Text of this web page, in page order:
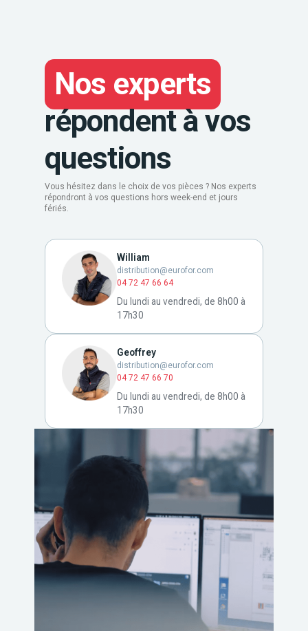
Nos experts
répondent à vos
questions
Vous hésitez dans le choix de vos pièces ? Nos experts
répondront à vos questions hors week-end et jours
fériés.
William
distribution@eurofor.com
04 72 47 66 64
Du lundi au vendredi, de 8h00 à
17h30
Geoffrey
distribution@eurofor.com
04 72 47 66 70
Du lundi au vendredi, de 8h00 à
17h30